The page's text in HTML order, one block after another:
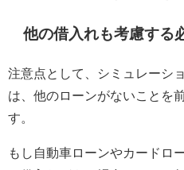
他の借入れも考慮する
注意点として、シミュレーシ
は、他のローンがないことを
す。
もし自動車ローンやカードロ